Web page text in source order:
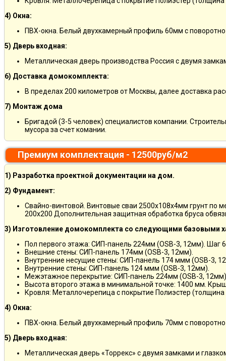
4) Окна:
ПВХ-окна. Белый двухкамерный профиль 60мм с
5) Дверь входная:
Металлическая дверь производства Россия с двумя
6) Доставка домокомплекта:
В пределах 200 километров от Москвы, далее доставка
7) Монтаж дома
Бригадой (3-5 человек) специалистов компании.
мусора за счет комании.
Премиум комплектация - 12500руб/м2
1) Разработка проектной документации на дом.
2) Фундамент:
Свайно-винтовой. Винтовые сваи 2500х108х4мм грунт по
200х200 Дополнительная защитная обработка бруса
3) Изготовление домокомплекта со следующими базовыми
Пол первого этажа: СИП-панель 224мм (OSB-3, 12мм). Шаг
Внешние стены: СИП-панель 174мм (OSB-3, 12мм).
Внутренние несущие стены: СИП-панель 174 ммм (OSB-3,
Внутренние стены: СИП-панель 124 ммм (OSB-3, 12мм).
Межэтажное перекрытие: СИП-панель 224мм (OSB-3,
Высота второго этажа в минимальной точке: 1400 мм.
Кровля: Металлочерепица с покрытие Полиэстер
4) Окна:
ПВХ-окна. Белый двухкамерный профиль 70мм с
5) Дверь входная:
Металлическая дверь «Торрекс» с двумя замками и